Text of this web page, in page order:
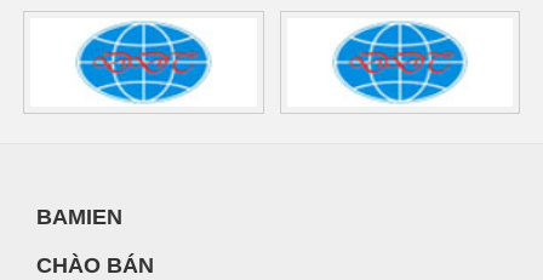
BAMIEN
CHÀO BÁN